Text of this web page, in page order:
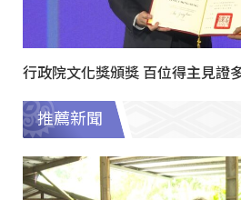
行政院文化獎頒獎 百位得主見證
推薦新聞